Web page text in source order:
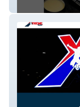
Beards & Beyond